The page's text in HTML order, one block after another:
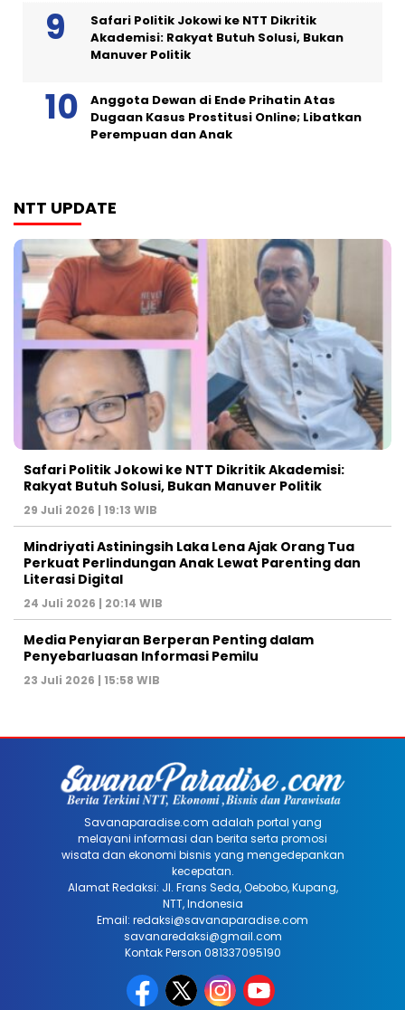
Safari Politik Jokowi ke NTT Dikritik
Akademisi: Rakyat Butuh Solusi, Bukan
Manuver Politik
Anggota Dewan di Ende Prihatin Atas
Dugaan Kasus Prostitusi Online; Libatkan
Perempuan dan Anak
NTT UPDATE
Safari Politik Jokowi ke NTT Dikritik Akademisi:
Rakyat Butuh Solusi, Bukan Manuver Politik
29 Juli 2026 | 19:13 WIB
Mindriyati Astiningsih Laka Lena Ajak Orang Tua
Perkuat Perlindungan Anak Lewat Parenting dan
Literasi Digital
24 Juli 2026 | 20:14 WIB
Media Penyiaran Berperan Penting dalam
Penyebarluasan Informasi Pemilu
23 Juli 2026 | 15:58 WIB
Savanaparadise.com adalah portal yang
melayani informasi dan berita serta promosi
wisata dan ekonomi bisnis yang mengedepankan
kecepatan.
Alamat Redaksi: Jl. Frans Seda, Oebobo, Kupang,
NTT, Indonesia
Email: redaksi@savanaparadise.com
savanaredaksi@gmail.com
Kontak Person 081337095190